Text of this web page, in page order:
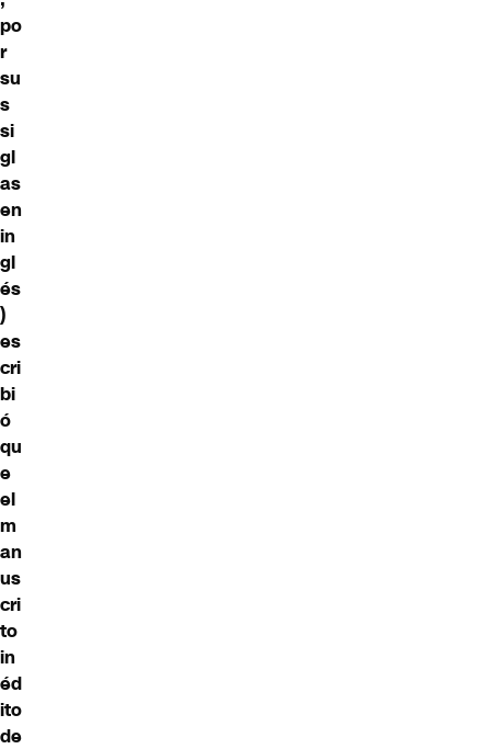
po
r
su
s
si
gl
as
en
in
gl
és
)
es
cri
bi
ó
qu
e
el
m
an
us
cri
to
in
éd
ito
de